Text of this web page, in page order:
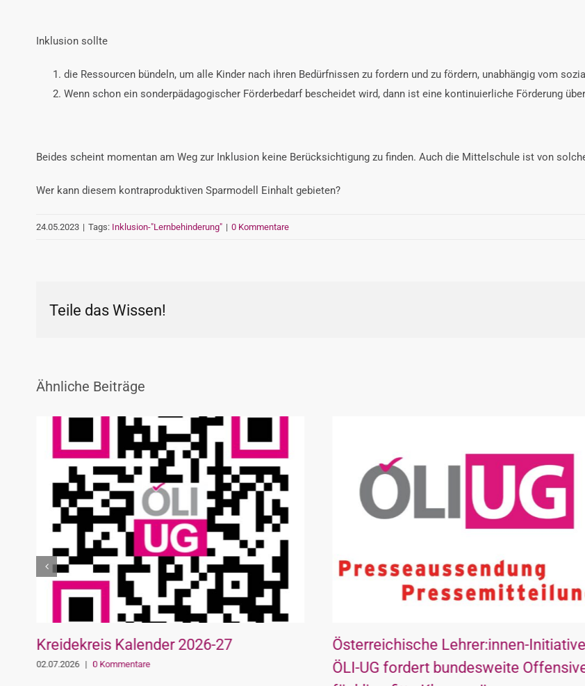
Inklusion sollte
die Ressourcen bündeln, um alle Kinder nach ihren Bedürfnissen zu fordern und zu fördern, unabhängig vom
Wenn schon ein sonderpädagogischer Förderbedarf bescheidet wird, dann ist eine kontinuierliche Förderung
Beides scheint momentan am Weg zur Inklusion keine Berücksichtigung zu finden. Auch die Mittelschule ist von
Wer kann diesem kontraproduktiven Sparmodell Einhalt gebieten?
24.05.2023 | Tags: Inklusion-"Lernbehinderung" | 0 Kommentare
Teile das Wissen!
Ähnliche Beiträge
Kreidekreis Kalender 2026-27
02.07.2026 | 0 Kommentare
Österreichische Lehrer:innen-Initiative
ÖLI-UG fordert bundesweite